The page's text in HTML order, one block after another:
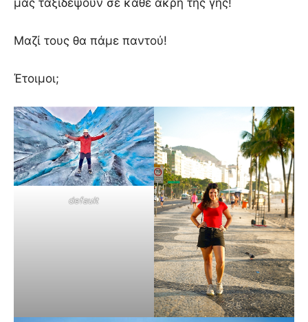
μας ταξιδέψουν σε κάθε άκρη της γης!
Μαζί τους θα πάμε παντού!
Έτοιμοι;
default